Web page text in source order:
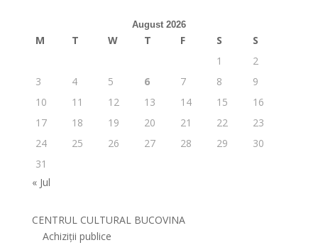
August 2026
M T W T F S
S
1
2
3
4 5 6 7 8
9
10
11 12 13 14 15
16
17
18 19 20 21 22
23
24
25 26 27 28 29
30
31
« Jul
CENTRUL CULTURAL BUCOVINA
Achiziții publice